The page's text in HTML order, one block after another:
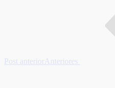
Post anterior Anteriores